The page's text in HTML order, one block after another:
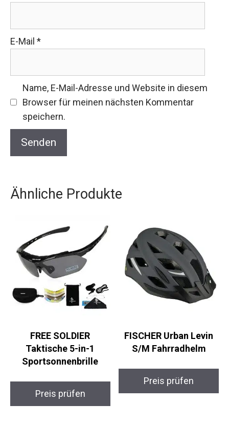
E-Mail *
Name, E-Mail-Adresse und Website in diesem
Browser für meinen nächsten Kommentar
speichern.
Ähnliche Produkte
FREE SOLDIER
Taktische 5-in-1
Sportsonnenbrille
Preis prüfen
FISCHER Urban Levin
S/M Fahrradhelm
Preis prüfen